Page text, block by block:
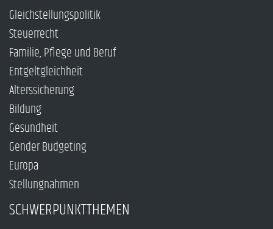
Gleichstellungspolitik
Steuerrecht
Familie, Pflege und Beruf
Entgeltgleichheit
Alterssicherung
Bildung
Gesundheit
Gender Budgeting
Europa
Stellungnahmen
SCHWERPUNKTTHEMEN